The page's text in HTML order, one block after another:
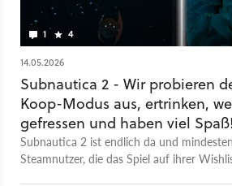
1 4
14.05.2026
Subnautica 2 - Wir probieren
Koop-Modus aus, ertrinken,
gefressen und haben viel Spaß!
Subnautica 2 ist endlich da und
Steamnutzer, die das Spiel auf ihrer